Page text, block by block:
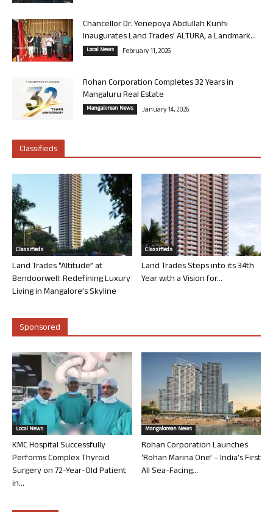
Chancellor Dr. Yenepoya Abdullah Kunhi
Inaugurates Land Trades’ ALTURA, a Landmark...
Local News February 11, 2026
Rohan Corporation Completes 32 Years in
Mangaluru Real Estate
Mangalorean News January 14, 2026
Classifieds
Classifieds
Land Trades “Altitude” at
Bendoorwell: Redefining Luxury
Living in Mangalore’s Skyline
Classifieds
Land Trades Steps into its 34th
Year with a Vision for...
Sponsored
Local News
KMC Hospital Successfully
Performs Complex Thyroid
Surgery on 72-Year-Old Patient
in...
Mangalorean News
Rohan Corporation Launches
‘Rohan Marina One’ – India’s First
All Sea-Facing...